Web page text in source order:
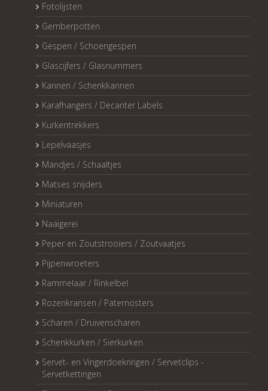
Fotolijsten
Gemberpotten
Gespen / Schoengespen
Glascijfers / Glasnummers
Kannen / Schenkkannen
Karafhangers / Decanter Labels
Kurkentrekkers
Lepelvaasjes
Mandjes / Schaaltjes
Matses snijders
Miniaturen
Naaigerei
Peper en Zoutstrooiers / Zoutvaatjes
Pijpenwroeters
Rammelaar / Rinkelbel
Rozenkransen / Paternosters
Scharen / Druivenscharen
Schenkkurken / Sierkurken
Servet- en Vingerdoekringen / Servetclips -
Servetkettingen